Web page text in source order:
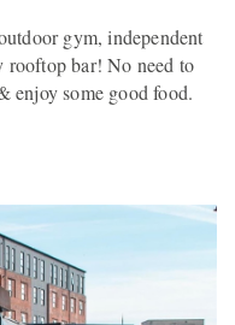
gym, independent
rooftop bar! No need to
enjoy some good food.